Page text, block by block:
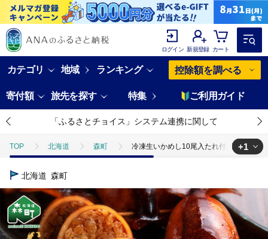
ログイン 新規登録 カート
カテゴリ 地域 ランキング 控除額を調べる
寄付額 旅先を探す 特集 ご利用ガイド
「ふるさとチョイス」システム連携に関して
TOP 北海道 森町 冷凍生いかめし10尾入たれ付調理セット
TOP
+1
北海道 森町